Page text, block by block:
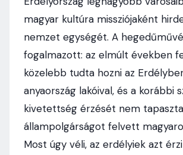
magyar kultúra missziójaként
nemzet egységét. A
fogalmazott: az elmúlt években
közelebb tudta hozni az
anyaország lakóival, és a korábbi
kivetettség érzését nem
állampolgárságot felvett
Most úgy véli, az erdélyiek azt